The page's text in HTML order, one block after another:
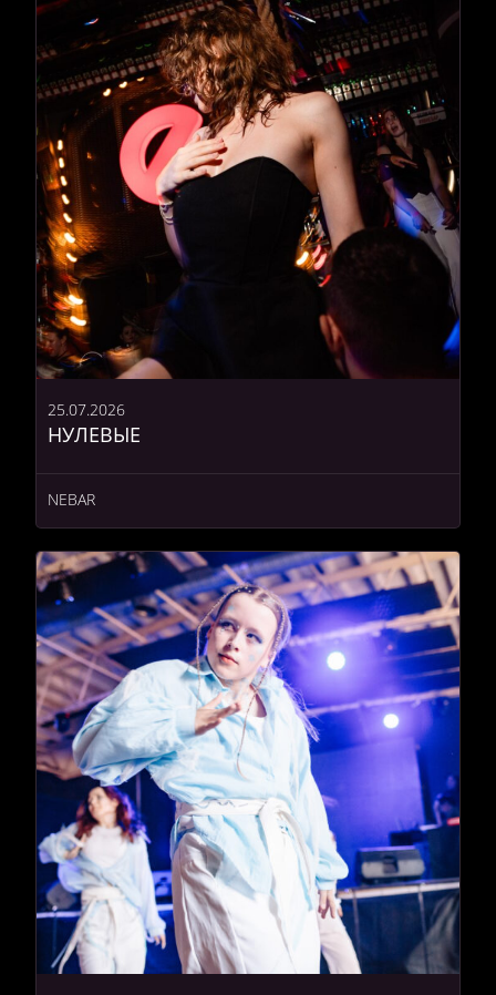
НУЛЕВЫЕ
25.07.2026
NEBAR